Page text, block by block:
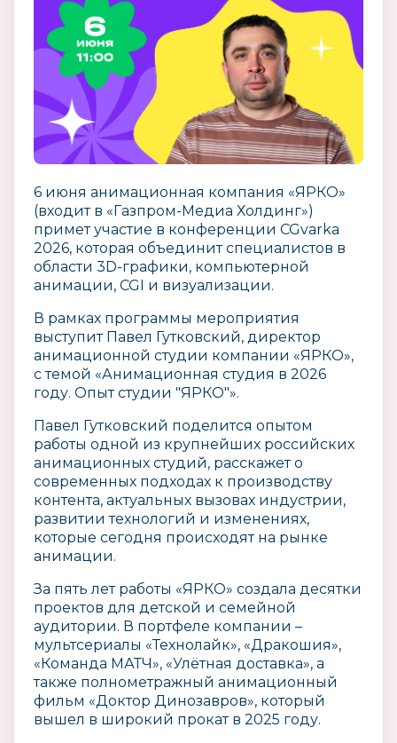
6 июня анимационная компания «ЯРКО»
(входит в «Газпром-Медиа Холдинг»)
примет участие в конференции CGvarka
2026, которая объединит специалистов в
области 3D-графики, компьютерной
анимации, CGI и визуализации.
В рамках программы мероприятия
выступит Павел Гутковский, директор
анимационной студии компании «ЯРКО»,
с темой «Анимационная студия в 2026
году. Опыт студии "ЯРКО"».
Павел Гутковский поделится опытом
работы одной из крупнейших российских
анимационных студий, расскажет о
современных подходах к производству
контента, актуальных вызовах индустрии,
развитии технологий и изменениях,
которые сегодня происходят на рынке
анимации.
За пять лет работы «ЯРКО» создала десятки
проектов для детской и семейной
аудитории. В портфеле компании –
мультсериалы «Технолайк», «Дракошия»,
«Команда МАТЧ», «Улётная доставка», а
также полнометражный анимационный
фильм «Доктор Динозавров», который
вышел в широкий прокат в 2025 году.